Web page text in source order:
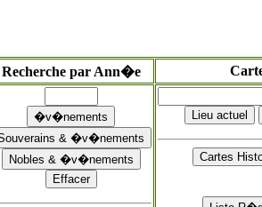
Recherche par Ann�e